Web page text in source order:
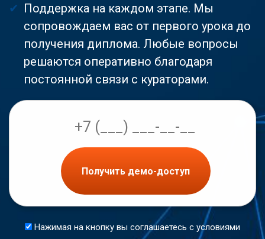
Поддержка на каждом этапе. Мы
сопровождаем вас от первого урока до
получения диплома. Любые вопросы
решаются оперативно благодаря
постоянной связи с кураторами.
Получить демо-доступ
Нажимая на кнопку вы соглашаетесь с условиями